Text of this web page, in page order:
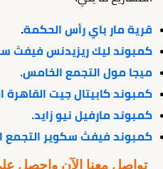
قرية مار باي رأس الحكمة.
كمبوند ليك ريزيدنس فيفث
ميجا مول التجمع الخامس.
كمبوند كابيتال جيت القاهرة
كمبوند مارفيل نيو زايد.
كمبوند فيفث سكوير التجمع
تواصل معنا الآن واحصل